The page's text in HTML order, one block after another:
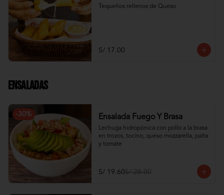
Tequeños rellenos de Queso
S/ 17.00
Ensaladas
-30% Ensalada Fuego Y Brasa
Lechuga hidropónica con pollo a la brasa
en trozos, tocino, queso mozzarella, palta
y tomate
S/ 19.60S/ 28.00